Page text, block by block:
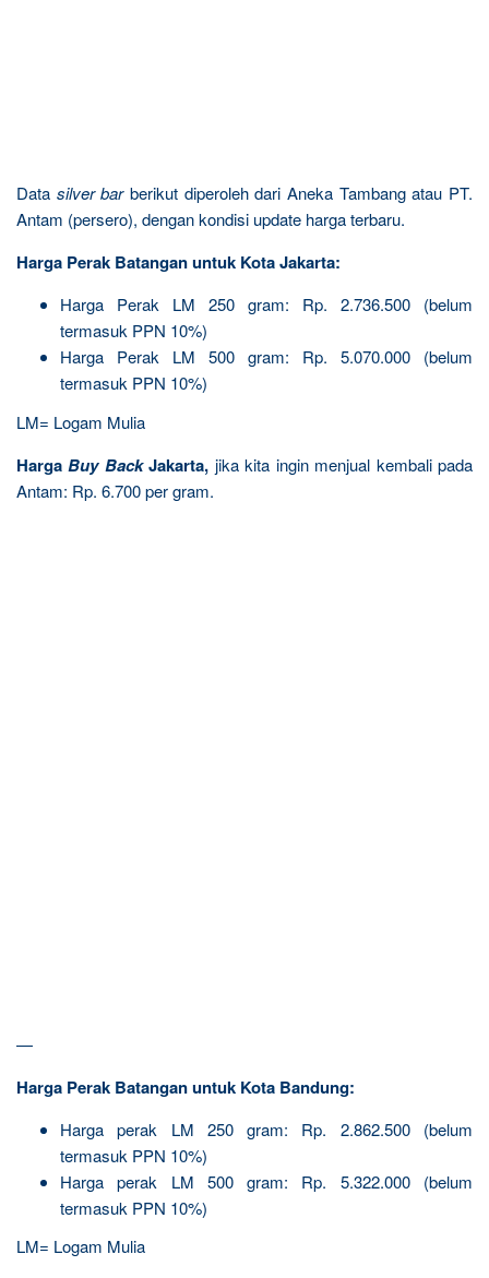
Data silver barberikut diperoleh dari Aneka Tambang atau PT.
Antam (persero), dengan kondisi update harga terbaru.
Harga Perak Batangan untuk Kota Jakarta:
Harga Perak LM 250 gram: Rp. 2.736.500 (belum
termasuk PPN 10%)
Harga Perak LM 500 gram: Rp. 5.070.000 (belum
termasuk PPN 10%)
LM= Logam Mulia
HargaBuy BackJakarta, jika kita ingin menjual kembali pada
Antam: Rp. 6.700 per gram.
—
Harga Perak Batangan untuk Kota Bandung:
Harga perak LM 250 gram: Rp. 2.862.500 (belum
termasuk PPN 10%)
Harga perak LM 500 gram: Rp. 5.322.000 (belum
termasuk PPN 10%)
LM= Logam Mulia